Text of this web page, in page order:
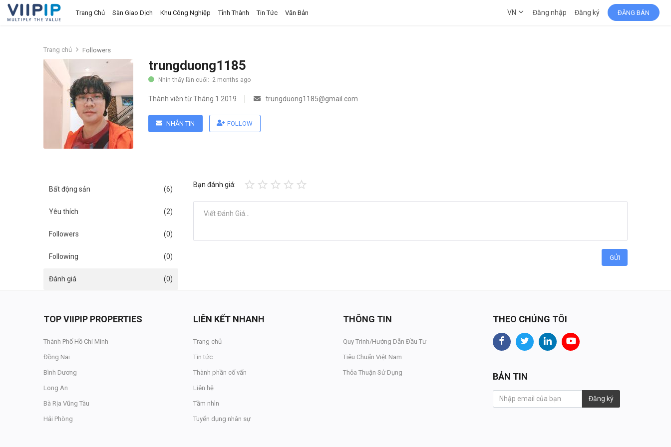
Trang Chủ Sàn Giao Dịch Khu Công Nghiệp Tỉnh Thành Tin Tức Văn Bản VN Đăng nhập Đăng ký ĐĂNG BÁN
Trang chủ
Sàn Giao Dịch
Tiêu Chuẩn Việt Nam
Thỏa Thuận Sử Dụng
Trang chủ Followers
trungduong1185
Nhìn thấy lần cuối: 2 months ago
Thành viên từ Tháng 1 2019 trungduong1185@gmail.com
NHẮN TIN FOLLOW
Bất động sản (6)
Yêu thích (2)
Followers (0)
Following (0)
Đánh giá (0)
Bạn đánh giá:
GỬI
TOP VIIPIP PROPERTIES
Thành Phố Hồ Chí Minh
Đồng Nai
Bình Dương
Long An
Bà Rịa Vũng Tàu
Hải Phòng
LIÊN KẾT NHANH
Trang chủ
Tin tức
Thành phần cố vấn
Liên hệ
Tầm nhìn
Tuyển dụng nhân sự
THÔNG TIN
Quy Trình/Hướng Dẫn Đầu Tư
Tiêu Chuẩn Việt Nam
Thỏa Thuận Sử Dụng
THEO CHÚNG TÔI
BẢN TIN
Đăng ký